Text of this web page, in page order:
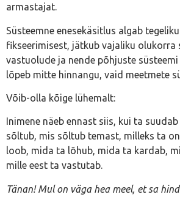
armastajat.
Süsteemne enesekäsitlus algab
fikseerimisest, jätkub vajaliku olukorra
vastuolude ja nende põhjuste
lõpeb mitte hinnangu, vaid meetmete
Võib-olla kõige lühemalt:
Inimene näeb ennast siis, kui ta
sõltub, mis sõltub temast, milleks ta
loob, mida ta lõhub, mida ta kardab,
mille eest ta vastutab.
Tänan! Mul on väga hea meel, et sa